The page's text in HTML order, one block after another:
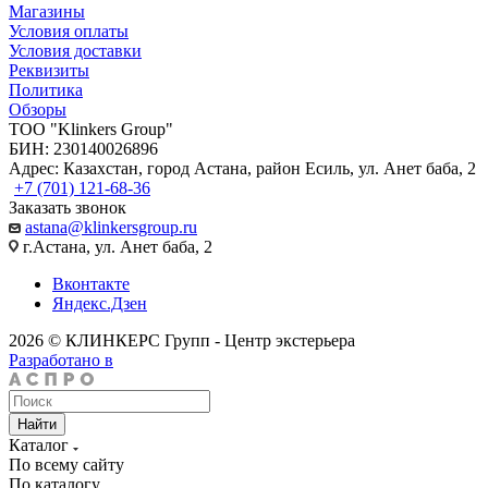
Магазины
Условия оплаты
Условия доставки
Реквизиты
Политика
Обзоры
TOO "Klinkers Group"
БИН: 230140026896
Адрес: Казахстан, город Астана, район Есиль, ул. Анет баба, 2
+7 (701) 121-68-36
Заказать звонок
astana@klinkersgroup.ru
г.Астана, ул. Анет баба, 2
Вконтакте
Яндекс.Дзен
2026 © КЛИНКЕРС Групп - Центр экстерьера
Разработано в
Найти
Каталог
По всему сайту
По каталогу